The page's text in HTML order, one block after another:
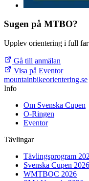
Sugen på MTBO?
Upplev orientering i full
Gå till anmälan
Visa på Eventor
mountainbikeorientering.se
Info
Om Svenska Cupen
O-Ringen
Eventor
Tävlingar
Tävlingsprogram
Svenska Cupen 2026
WMTBOC 2026